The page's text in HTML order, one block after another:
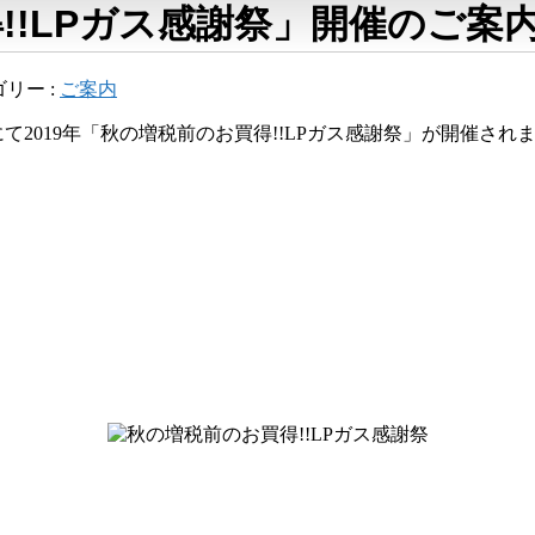
ガス感謝祭」開催のご案
リー : ご案内
2019年「秋の増税前のお買得!!LPガス感謝祭」が開催されま